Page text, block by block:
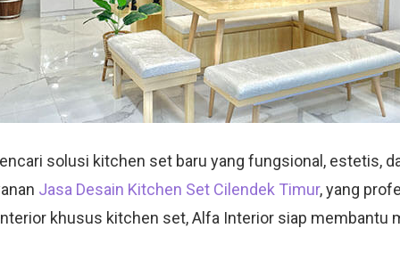
solusi kitchen set baru yang fungsional, estetis,
Jasa Desain Kitchen Set Cilendek Timur, yang
khusus kitchen set, Alfa Interior siap membantu